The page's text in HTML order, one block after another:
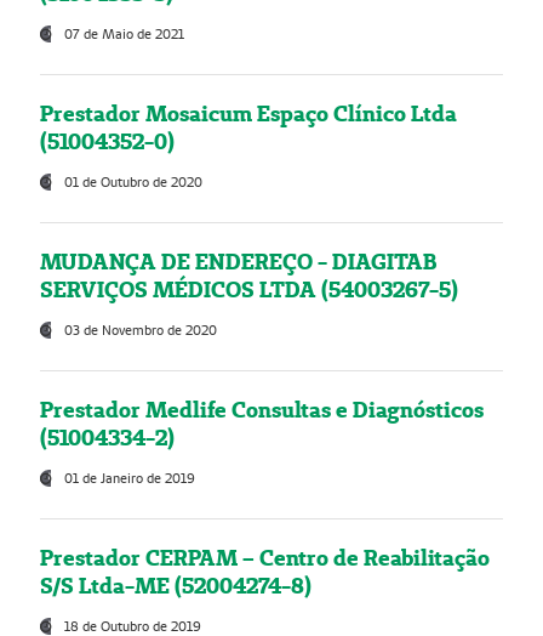
07 de Maio de 2021
Prestador Mosaicum Espaço Clínico Ltda
(51004352-0)
01 de Outubro de 2020
MUDANÇA DE ENDEREÇO - DIAGITAB
SERVIÇOS MÉDICOS LTDA (54003267-5)
03 de Novembro de 2020
Prestador Medlife Consultas e Diagnósticos
(51004334-2)
01 de Janeiro de 2019
Prestador CERPAM – Centro de Reabilitação
S/S Ltda-ME (52004274-8)
18 de Outubro de 2019